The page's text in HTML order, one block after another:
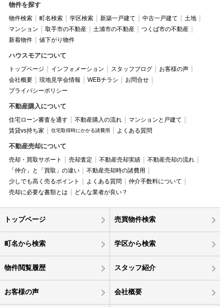
物件を探す
物件検索 町名検索 学区検索 新築一戸建て 中古一戸建て
土地
マンション
取手市の不動産 土浦市の不動産
つくば市の不動産
新着物件
値下がり物件
ハウスモアについて
トップページ インフォメーション スタッフブログ
お客様の声
会社概要
現地見学会情報 WEBチラシ
お問合せ
プライバシーポリシー
不動産購入について
住宅ローン審査を通す 不動産購入の流れ
マンションと戸建て
賃貸vs持ち家
住宅取得時にかかる諸費用 よくある質問
不動産売却について
売却・買取サポート 売却査定 不動産売却実績
不動産売却の流れ
「仲介」と「買取」の違い
不動産売却時の諸費用
少しでも高く売るポイント
よくある質問
仲介手数料について
売却に必要な書類とは
どんな業者が良い？
トップページ 売買物件検索
町名から検索 学区から検索
物件閲覧履歴 スタッフ紹介
お客様の声 会社概要